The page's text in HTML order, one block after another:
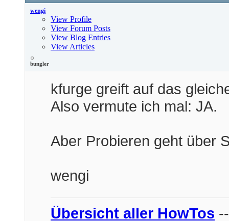
wengi
View Profile
View Forum Posts
View Blog Entries
View Articles
bungler
kfurge greift auf das
Also vermute ich mal: JA.
Aber Probieren geht über
wengi
Übersicht aller HowTos